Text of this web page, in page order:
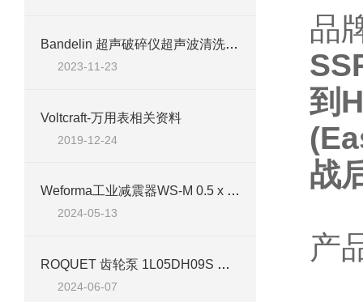
Bandelin 超声破碎仪超声波清洗器工作原理
2023-11-23
Voltcraft-万用表相关资料
2019-12-24
Weforma工业减震器WS-M 0.5 x 19 - 2A案例分析
2024-05-13
ROQUET 齿轮泵 1L05DH09S 产品概述
2024-06-07
品
到
战
产